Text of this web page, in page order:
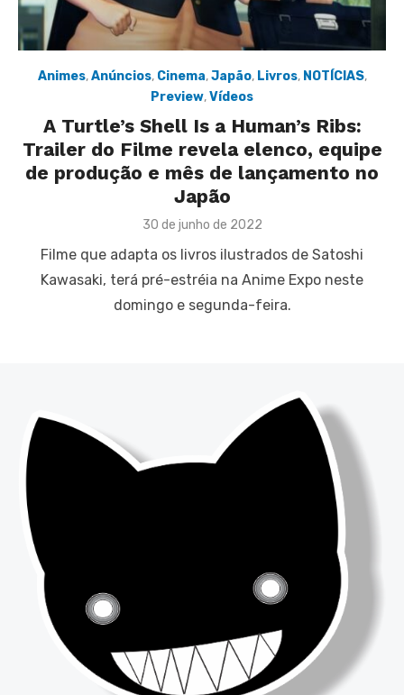
Animes,Anúncios, Cinema,Japão, Livros, NOTÍCIAS,
Preview,Vídeos
A Turtle’s Shell Is a Human’s Ribs:
Trailer do Filme revela elenco, equipe
de produção e mês de lançamento no
Japão
Posted
30 de junho de 2022
Filme que adapta os livros ilustrados de Satoshi
Kawasaki, terá pré-estréia na Anime Expo neste
domingo e segunda-feira.